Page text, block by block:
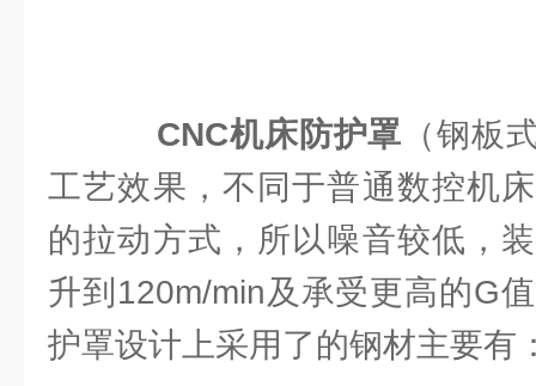
CNC机床防护罩 （钢板
工艺效果，不同于普通数控机
的拉动方式，所以噪音较低，
升到120m/min及承受更高的G
护罩设计上采用了的钢材主要有